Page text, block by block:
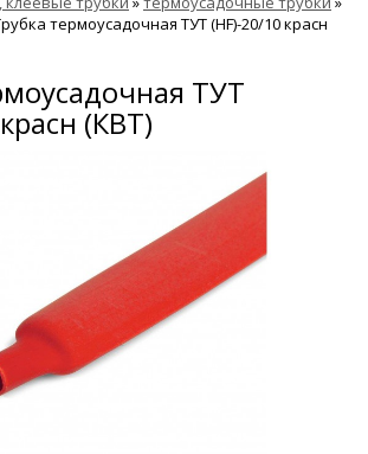
термоусадочная ТУТ (HF)-20/10 красн
ТУТ
(КВТ)